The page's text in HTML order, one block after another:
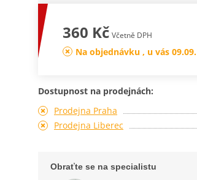
360 Kč Včetně DPH
Na objednávku , u vás 09.09.
Dostupnost na prodejnách:
Prodejna Praha
Prodejna Liberec
Obraťte se na specialistu